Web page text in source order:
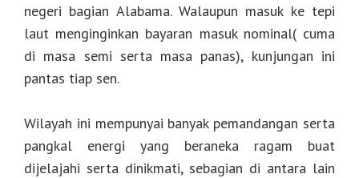
negeri bagian Alabama. Walaupun masuk ke tepi
laut menginginkan bayaran masuk nominal( cuma
di masa semi serta masa panas), kunjungan ini
pantas tiap sen.
Wilayah ini mempunyai banyak pemandangan serta
pangkal energi yang beraneka ragam buat
dijelajahi serta dinikmati, sebagian di antara lain